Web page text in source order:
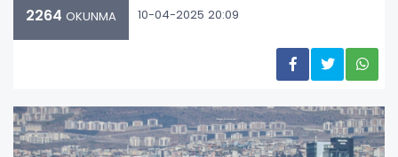
2264 OKUNMA 10-04-2025 20:09